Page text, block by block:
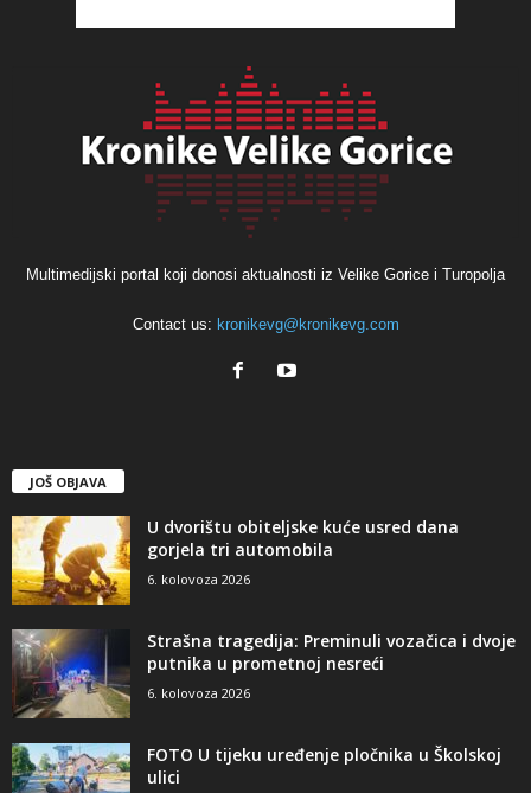
Multimedijski portal koji donosi aktualnosti iz Velike Gorice i Turopolja
Contact us: kronikevg@kronikevg.com
JOŠ OBJAVA
U dvorištu obiteljske kuće usred dana
gorjela tri automobila
6. kolovoza 2026
Strašna tragedija: Preminuli vozačica i dvoje
putnika u prometnoj nesreći
6. kolovoza 2026
FOTO U tijeku uređenje pločnika u Školskoj
ulici